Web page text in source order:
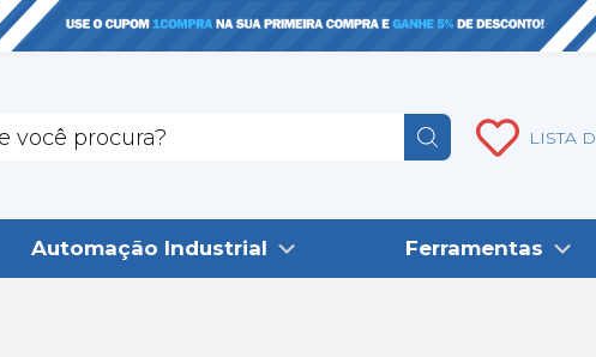
LISTA
Automação Industrial Ferramentas